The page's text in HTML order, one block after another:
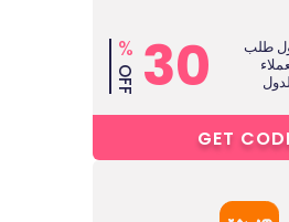
30
%
OFF
طلب
لعملاء
GET